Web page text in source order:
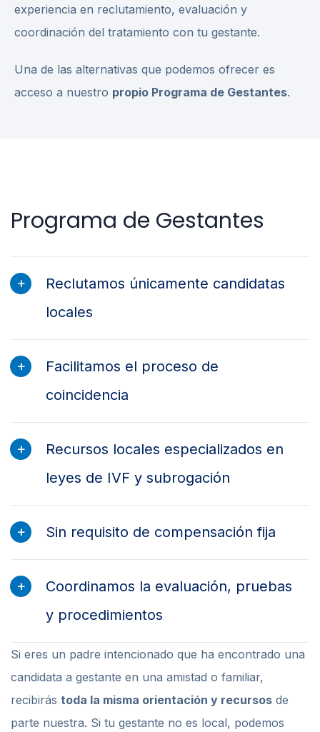
experiencia en reclutamiento, evaluación y
coordinación del tratamiento con tu gestante.
Una de las alternativas que podemos ofrecer es
acceso a nuestro propio Programa de Gestantes.
Programa de Gestantes
Reclutamos únicamente candidatas
locales
Facilitamos el proceso de
coincidencia
Recursos locales especializados en
leyes de IVF y subrogación
Sin requisito de compensación fija
Coordinamos la evaluación, pruebas
y procedimientos
Si eres un padre intencionado que ha encontrado una
candidata a gestante en una amistad o familiar,
recibirás toda la misma orientación y recursos de
parte nuestra. Si tu gestante no es local, podemos